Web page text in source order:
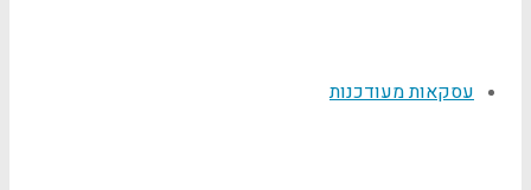
עסקאות מעודכנות